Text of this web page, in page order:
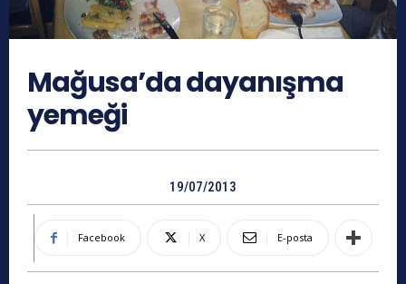
Mağusa’da dayanışma
yemeği
19/07/2013
Facebook X E-posta